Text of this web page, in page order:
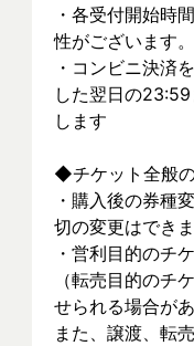
・各受付開始時
性がございます
・コンビニ決済
した翌日の
します
◆チケット全般
・購入後の券種
切の変更はできま
・営利目的のチ
（転売目的のチ
せられる場合があ
また、譲渡、転